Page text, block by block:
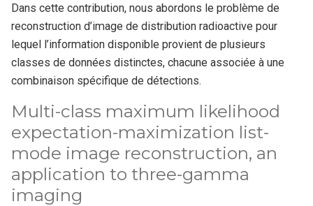
Dans cette contribution, nous abordons le problème de
reconstruction d’image de distribution radioactive pour
lequel l’information disponible provient de plusieurs
classes de données distinctes, chacune associée à une
combinaison spécifique de détections.
Multi-class maximum likelihood
expectation-maximization list-
mode image reconstruction, an
application to three-gamma
imaging